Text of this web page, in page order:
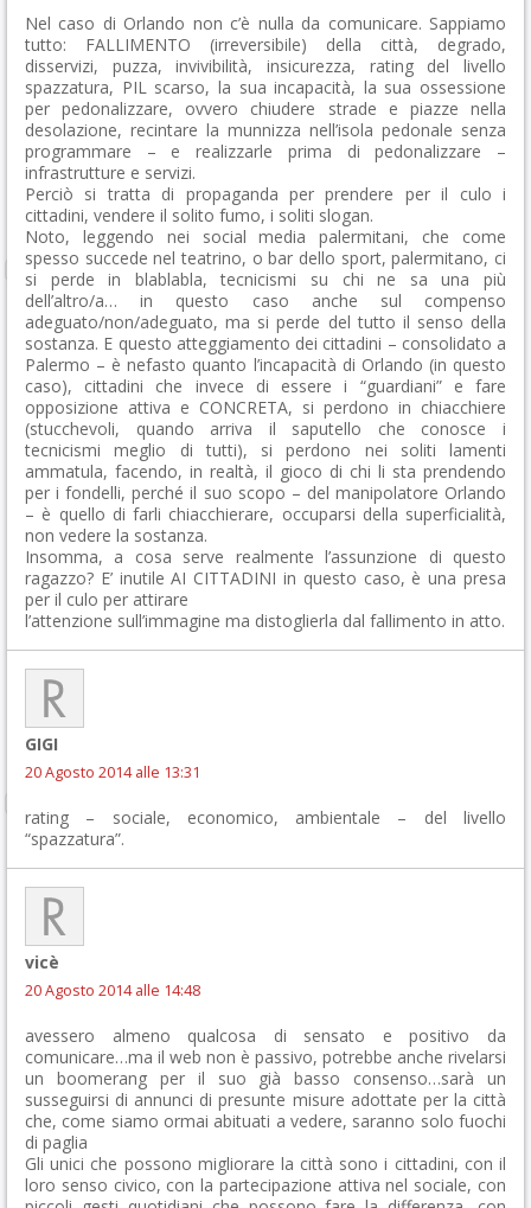
Nel caso di Orlando non c’è nulla da comunicare. Sappiamo
tutto: FALLIMENTO (irreversibile) della città, degrado,
disservizi, puzza, invivibilità, insicurezza, rating del livello
spazzatura, PIL scarso, la sua incapacità, la sua ossessione
per pedonalizzare, ovvero chiudere strade e piazze nella
desolazione, recintare la munnizza nell’isola pedonale senza
programmare – e realizzarle prima di pedonalizzare –
infrastrutture e servizi.
Perciò si tratta di propaganda per prendere per il culo i
cittadini, vendere il solito fumo, i soliti slogan.
Noto, leggendo nei social media palermitani, che come
spesso succede nel teatrino, o bar dello sport, palermitano, ci
si perde in blablabla, tecnicismi su chi ne sa una più
dell’altro/a… in questo caso anche sul compenso
adeguato/non/adeguato, ma si perde del tutto il senso della
sostanza. E questo atteggiamento dei cittadini – consolidato a
Palermo – è nefasto quanto l’incapacità di Orlando (in questo
caso), cittadini che invece di essere i “guardiani” e fare
opposizione attiva e CONCRETA, si perdono in chiacchiere
(stucchevoli, quando arriva il saputello che conosce i
tecnicismi meglio di tutti), si perdono nei soliti lamenti
ammatula, facendo, in realtà, il gioco di chi li sta prendendo
per i fondelli, perché il suo scopo – del manipolatore Orlando
– è quello di farli chiacchierare, occuparsi della superficialità,
non vedere la sostanza.
Insomma, a cosa serve realmente l’assunzione di questo
ragazzo? E’ inutile AI CITTADINI in questo caso, è una presa
per il culo per attirare
l’attenzione sull’immagine ma distoglierla dal fallimento in atto.
GIGI
20 Agosto 2014 alle 13:31
rating – sociale, economico, ambientale – del livello
“spazzatura”.
vicè
20 Agosto 2014 alle 14:48
avessero almeno qualcosa di sensato e positivo da
comunicare…ma il web non è passivo, potrebbe anche rivelarsi
un boomerang per il suo già basso consenso…sarà un
susseguirsi di annunci di presunte misure adottate per la città
che, come siamo ormai abituati a vedere, saranno solo fuochi
di paglia
Gli unici che possono migliorare la città sono i cittadini, con il
loro senso civico, con la partecipazione attiva nel sociale, con